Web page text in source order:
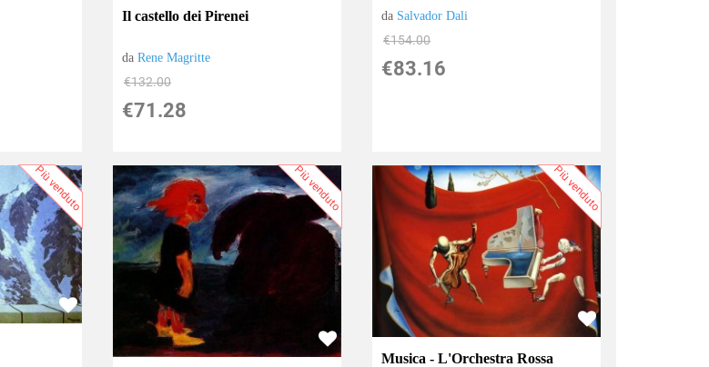
Il castello dei Pirenei
daRene Magritte
€132.00
€71.28
da Salvador Dali
€154.00
€83.16
Più venduto Più venduto Più venduto
Musica - L'Orchestra Rossa